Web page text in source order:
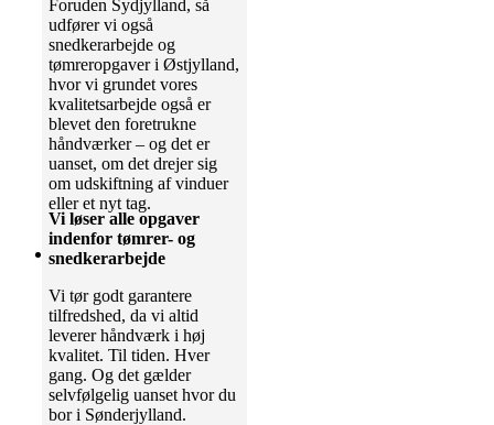
Foruden Sydjylland, så
udfører vi også
snedkerarbejde og
tømreropgaver i Østjylland,
hvor vi grundet vores
kvalitetsarbejde også er
blevet den foretrukne
håndværker – og det er
uanset, om det drejer sig
om udskiftning af vinduer
eller et nyt tag.
Vi løser alle opgaver
indenfor tømrer- og
snedkerarbejde
Vi tør godt garantere
tilfredshed, da vi altid
leverer håndværk i høj
kvalitet. Til tiden. Hver
gang. Og det gælder
selvfølgelig uanset hvor du
bor i Sønderjylland.